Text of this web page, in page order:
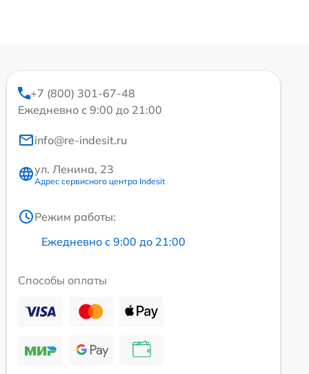
+7 (800) 301-67-48
Ежедневно с 9:00 до 21:00
info@re-indesit.ru
ул. Ленина, 23
Адрес сервисного центра Indesit
Режим работы:
Ежедневно с 9:00 до 21:00
Способы оплаты